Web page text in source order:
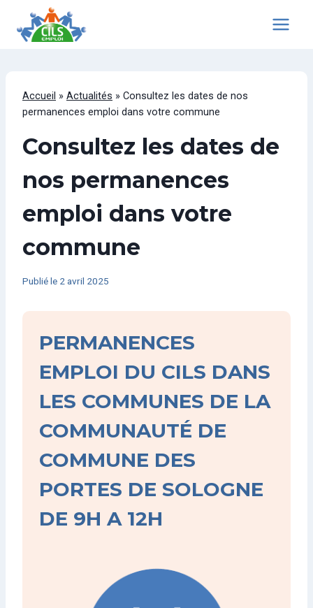
contenu
Accueil » Actualités » Consultez les dates de nos
permanences emploi dans votre commune
Consultez les dates de
nos permanences
emploi dans votre
commune
Publié le 2 avril 2025
PERMANENCES
EMPLOI DU CILS DANS
LES COMMUNES DE LA
COMMUNAUTÉ DE
COMMUNE DES
PORTES DE SOLOGNE
DE 9H A 12H